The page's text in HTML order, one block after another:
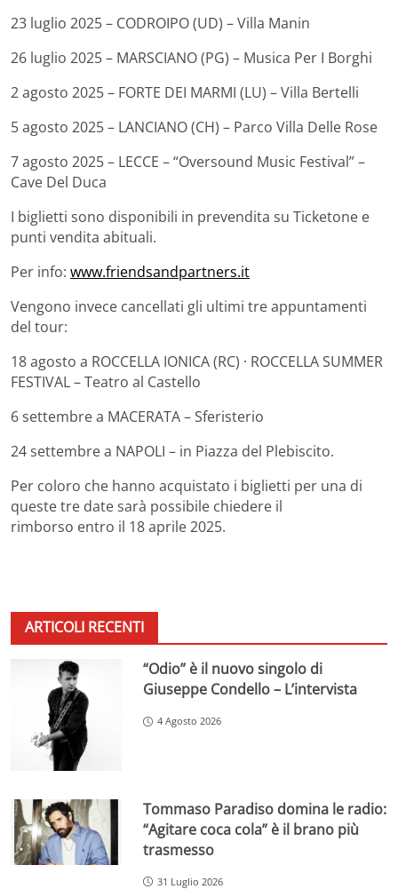
23 luglio 2025 – CODROIPO (UD) – Villa Manin
26 luglio 2025 – MARSCIANO (PG) – Musica Per I Borghi
2 agosto 2025 – FORTE DEI MARMI (LU) – Villa Bertelli
5 agosto 2025 – LANCIANO (CH) – Parco Villa Delle Rose
7 agosto 2025 – LECCE – “Oversound Music Festival” –
Cave Del Duca
I biglietti sono disponibili in prevendita su Ticketone e
punti vendita abituali.
Per info: www.friendsandpartners.it
Vengono invece cancellati gli ultimi tre appuntamenti
del tour:
18 agosto a ROCCELLA IONICA (RC) · ROCCELLA SUMMER
FESTIVAL – Teatro al Castello
6 settembre a MACERATA – Sferisterio
24 settembre a NAPOLI – in Piazza del Plebiscito.
Per coloro che hanno acquistato i biglietti per una di
queste tre date sarà possibile chiedere il
rimborso entro il 18 aprile 2025.
ARTICOLI RECENTI
“Odio” è il nuovo singolo di
Giuseppe Condello – L’intervista
4 Agosto 2026
Tommaso Paradiso domina le radio:
“Agitare coca cola” è il brano più
trasmesso
31 Luglio 2026